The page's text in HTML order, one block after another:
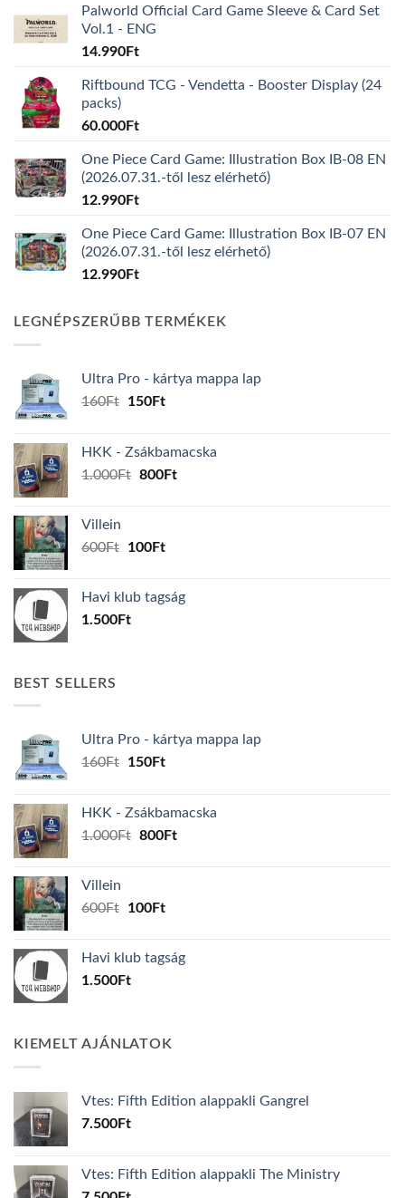
Palworld Official Card Game Sleeve & Card Set
Vol.1 - ENG
14.990Ft
Riftbound TCG - Vendetta - Booster Display (24
packs)
60.000Ft
One Piece Card Game: Illustration Box IB-08 EN
(2026.07.31.-től lesz elérhető)
12.990Ft
One Piece Card Game: Illustration Box IB-07 EN
(2026.07.31.-től lesz elérhető)
12.990Ft
LEGNÉPSZERŰBB TERMÉKEK
Ultra Pro - kártya mappa lap
160Ft
Original
160Ft.
150FtCurrent
150Ft.
HKK - Zsákbamacska
1.000Ft Original
800FtCurrent
Villein
600Ft
Original
600Ft.
100FtCurrent
100Ft.
Havi klub tagság
1.500Ft
BEST SELLERS
Ultra Pro - kártya mappa lap
160Ft
Original
160Ft.
150FtCurrent
150Ft.
HKK - Zsákbamacska
1.000Ft Original
800FtCurrent
Villein
600Ft
Original
600Ft.
100FtCurrent
100Ft.
Havi klub tagság
1.500Ft
KIEMELT AJÁNLATOK
Vtes: Fifth Edition alappakli Gangrel
7.500Ft
Vtes: Fifth Edition alappakli The Ministry